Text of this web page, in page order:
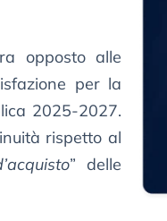
opposto alle
per la
2025-2027.
rispetto al
” delle